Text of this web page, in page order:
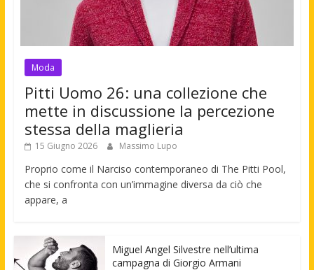
Moda
Pitti Uomo 26: una collezione che
mette in discussione la percezione
stessa della maglieria
15 Giugno 2026 Massimo Lupo
Proprio come il Narciso contemporaneo di The Pitti Pool,
che si confronta con un’immagine diversa da ciò che
appare, a
Miguel Angel Silvestre nell’ultima
campagna di Giorgio Armani